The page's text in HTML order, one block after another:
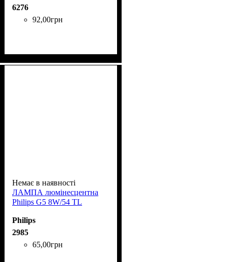
6276
92,00грн
Немає в наявності
ЛАМПА люмінесцентна
Phіlіps G5 8W/54 TL
Philips
2985
65,00грн